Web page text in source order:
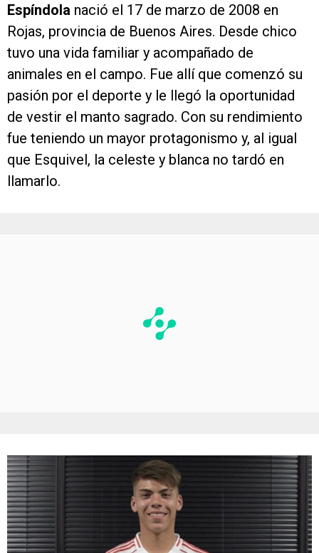
Espíndola nació el 17 de marzo de 2008 en
Rojas, provincia de Buenos Aires. Desde chico
tuvo una vida familiar y acompañado de
animales en el campo. Fue allí que comenzó su
pasión por el deporte y le llegó la oportunidad
de vestir el manto sagrado. Con su rendimiento
fue teniendo un mayor protagonismo y, al igual
que Esquivel, la celeste y blanca no tardó en
llamarlo.